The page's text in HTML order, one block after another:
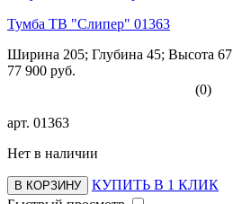
Тумба ТВ "Слипер" 01363
Ширина 205; Глубина 45; Высота 67
77 900 руб.
(0)
арт. 01363
Нет в наличии
В КОРЗИНУ
КУПИТЬ В 1 КЛИК